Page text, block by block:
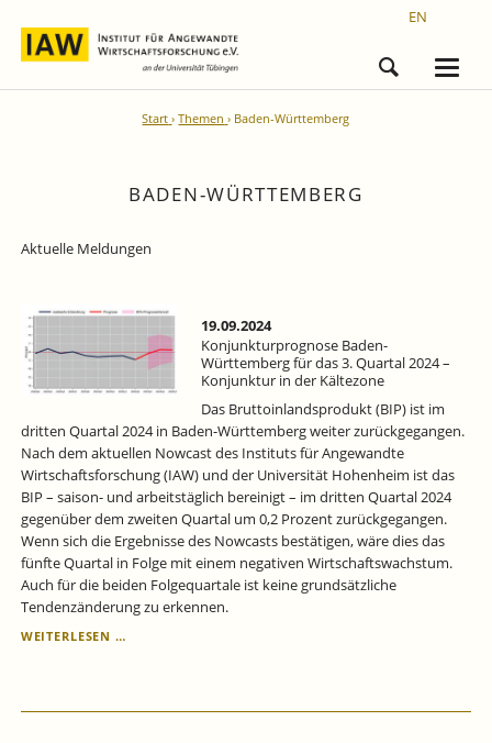
EN
Start Themen Baden-Württemberg
BADEN-WÜRTTEMBERG
Aktuelle Meldungen
19.09.2024
Konjunkturprognose Baden-
Württemberg für das 3. Quartal 2024 –
Konjunktur in der Kältezone
Das Bruttoinlandsprodukt (BIP) ist im
dritten Quartal 2024 in Baden-Württemberg weiter zurückgegangen.
Nach dem aktuellen Nowcast des Instituts für Angewandte
Wirtschaftsforschung (IAW) und der Universität Hohenheim ist das
BIP – saison- und arbeitstäglich bereinigt – im dritten Quartal 2024
gegenüber dem zweiten Quartal um 0,2 Prozent zurückgegangen.
Wenn sich die Ergebnisse des Nowcasts bestätigen, wäre dies das
fünfte Quartal in Folge mit einem negativen Wirtschaftswachstum.
Auch für die beiden Folgequartale ist keine grundsätzliche
Tendenzänderung zu erkennen.
WEITERLESEN …
DAS